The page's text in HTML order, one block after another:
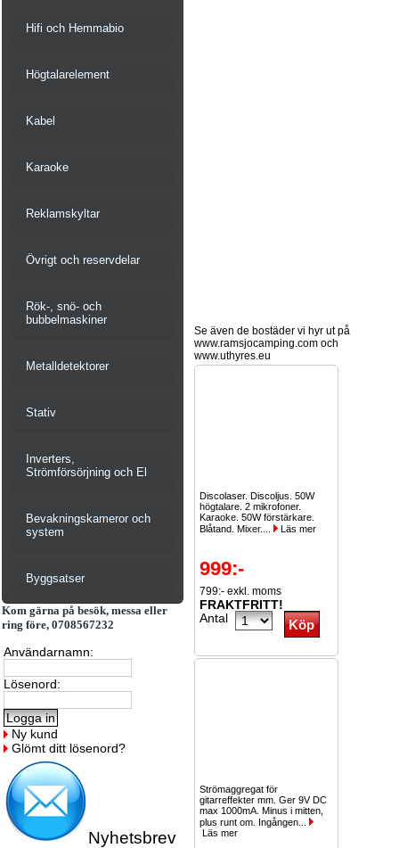
Hifi och Hemmabio
Högtalarelement
Kabel
Karaoke
Reklamskyltar
Övrigt och reservdelar
Rök-, snö- och
bubbelmaskiner
Metalldetektorer
Stativ
Inverters,
Strömförsörjning och El
Bevakningskameror och
system
Byggsatser
Kom gärna på besök, messa eller
ring före, 0708567232
Användarnamn:
Lösenord:
Ny kund
Glömt ditt lösenord?
Nyhetsbrev
Se även de bostäder vi hyr ut på
www.ramsjocamping.com och
www.uthyres.eu
Discolaser. Discoljus. 50W
högtalare. 2 mikrofoner.
Karaoke. 50W förstärkare.
Blåtand. Mixer....
Läs mer
999:-
799:- exkl. moms
FRAKTFRITT!
Antal
Strömaggregat för
gitarreffekter mm. Ger 9V DC
max 1000mA. Minus i mitten,
plus runt om. Ingången...
Läs mer